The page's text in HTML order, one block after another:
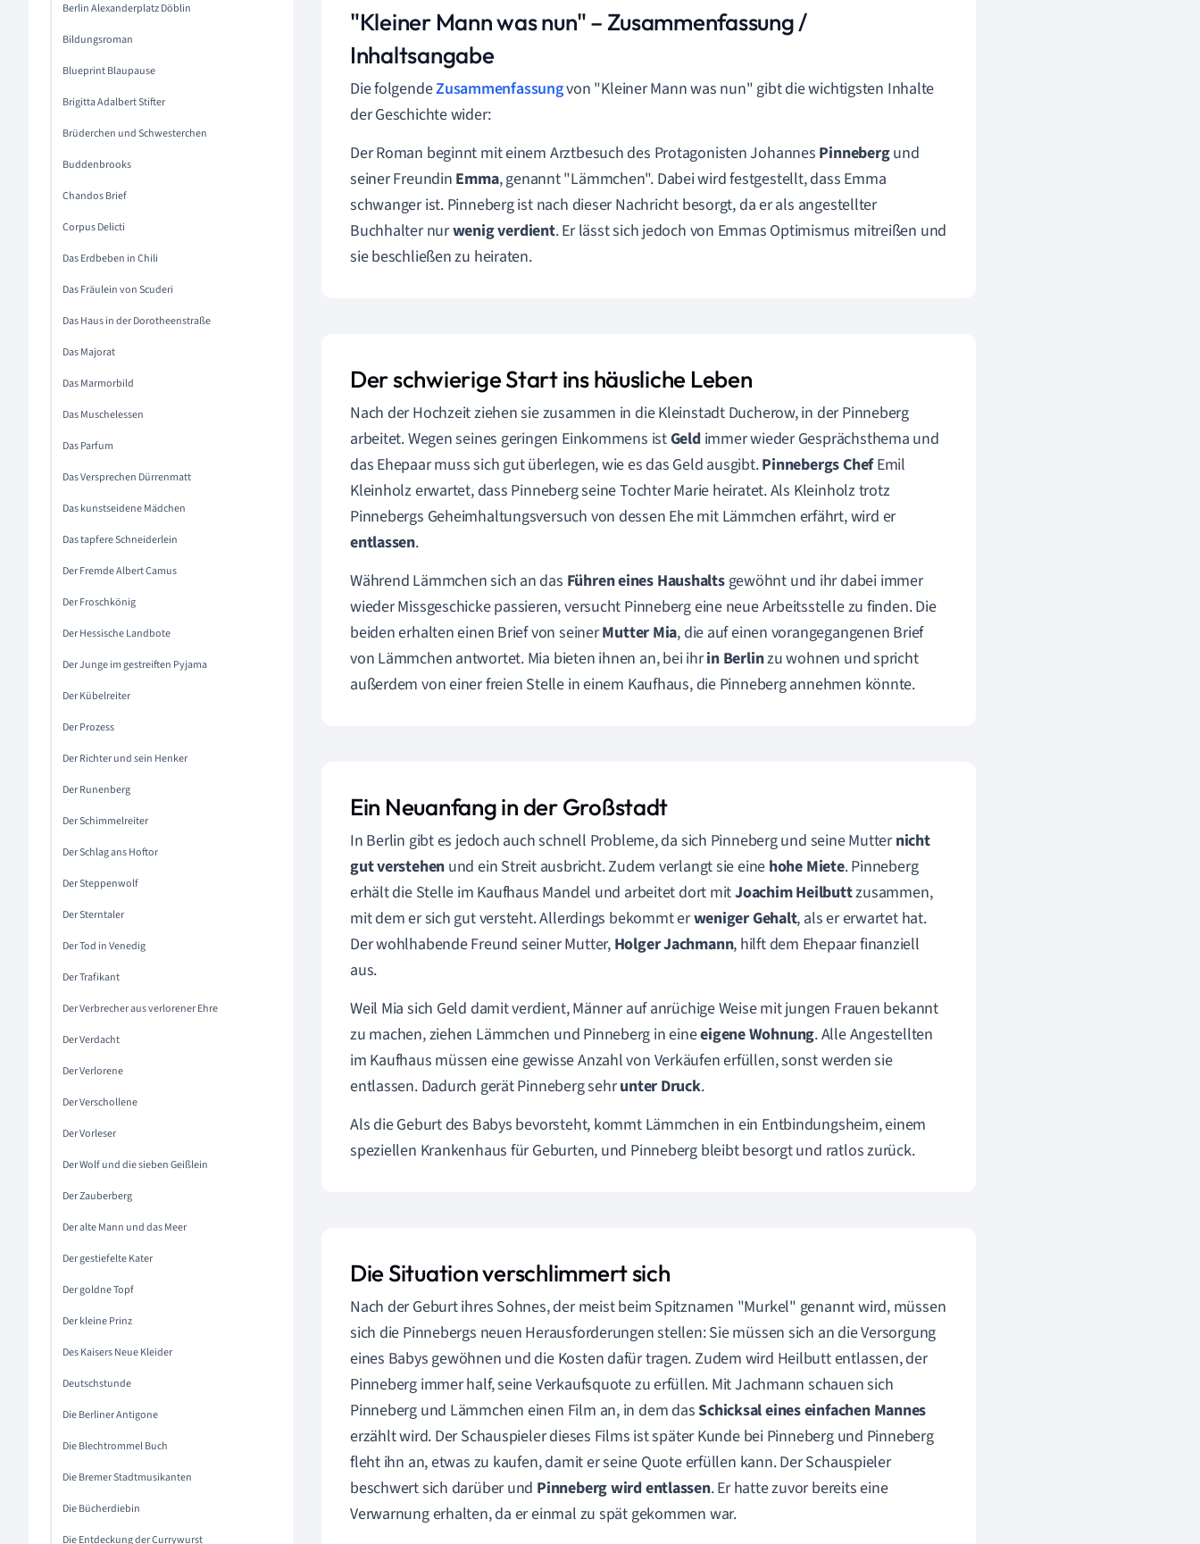
Berlin Alexanderplatz Döblin
Bildungsroman
Blueprint Blaupause
Brigitta Adalbert Stifter
Brüderchen und Schwesterchen
Buddenbrooks
Chandos Brief
Corpus Delicti
Das Erdbeben in Chili
Das Fräulein von Scuderi
Das Haus in der Dorotheenstraße
Das Majorat
Das Marmorbild
Das Muschelessen
Das Parfum
Das Versprechen Dürrenmatt
Das kunstseidene Mädchen
Das tapfere Schneiderlein
Der Fremde Albert Camus
Der Froschkönig
Der Hessische Landbote
Der Junge im gestreiften Pyjama
Der Kübelreiter
Der Prozess
Der Richter und sein Henker
Der Runenberg
Der Schimmelreiter
Der Schlag ans Hoftor
Der Steppenwolf
Der Sterntaler
Der Tod in Venedig
Der Trafikant
Der Verbrecher aus verlorener Ehre
Der Verdacht
Der Verlorene
Der Verschollene
Der Vorleser
Der Wolf und die sieben Geißlein
Der Zauberberg
Der alte Mann und das Meer
Der gestiefelte Kater
Der goldne Topf
Der kleine Prinz
Des Kaisers Neue Kleider
Deutschstunde
Die Berliner Antigone
Die Blechtrommel Buch
Die Bremer Stadtmusikanten
Die Bücherdiebin
Die Entdeckung der Currywurst
"Kleiner Mann was nun" – Zusammenfassung /
Inhaltsangabe
Die folgendeZusammenfassungvon "Kleiner Mann was nun" gibt die wichtigsten Inhalte
der Geschichte wider:
Der Roman beginnt mit einem Arztbesuch des Protagonisten Johannes Pinnebergund
seiner Freundin Emma, genannt "Lämmchen". Dabei wird festgestellt, dass Emma
schwanger ist. Pinneberg ist nach dieser Nachricht besorgt, da er als angestellter
Buchhalter nurwenig verdient. Er lässt sich jedoch von Emmas Optimismus mitreißen und
sie beschließen zu heiraten.
Der schwierige Start ins häusliche Leben
Nach der Hochzeit ziehen sie zusammen in die Kleinstadt Ducherow, in der Pinneberg
arbeitet. Wegen seines geringen Einkommens istGeldimmer wieder Gesprächsthema und
das Ehepaar muss sich gut überlegen, wie es das Geld ausgibt.Pinnebergs ChefEmil
Kleinholz erwartet, dass Pinneberg seine Tochter Marie heiratet. Als Kleinholz trotz
Pinnebergs Geheimhaltungsversuch von dessen Ehe mit Lämmchen erfährt, wird er
entlassen.
Während Lämmchen sich an das Führen eines Haushaltsgewöhnt und ihr dabei immer
wieder Missgeschicke passieren, versucht Pinneberg eine neue Arbeitsstelle zu finden. Die
beiden erhalten einen Brief von seinerMutter Mia, die auf einen vorangegangenen Brief
von Lämmchen antwortet. Mia bieten ihnen an, bei ihrin Berlinzu wohnen und spricht
außerdem von einer freien Stelle in einem Kaufhaus, die Pinneberg annehmen könnte.
Ein Neuanfang in der Großstadt
In Berlin gibt es jedoch auch schnell Probleme, da sich Pinneberg und seine Mutternicht
gut verstehen und ein Streit ausbricht. Zudem verlangt sie eine hohe Miete. Pinneberg
erhält die Stelle im Kaufhaus Mandel und arbeitet dort mitJoachim Heilbuttzusammen,
mit dem er sich gut versteht. Allerdings bekommt erweniger Gehalt, als er erwartet hat.
Der wohlhabende Freund seiner Mutter, Holger Jachmann, hilft dem Ehepaar finanziell
aus.
Weil Mia sich Geld damit verdient, Männer auf anrüchige Weise mit jungen Frauen bekannt
zu machen, ziehen Lämmchen und Pinneberg in eineeigene Wohnung. Alle Angestellten
im Kaufhaus müssen eine gewisse Anzahl von Verkäufen erfüllen, sonst werden sie
entlassen. Dadurch gerät Pinneberg sehrunter Druck.
Als die Geburt des Babys bevorsteht, kommt Lämmchen in ein Entbindungsheim, einem
speziellen Krankenhaus für Geburten, und Pinneberg bleibt besorgt und ratlos zurück.
Die Situation verschlimmert sich
Nach der Geburt ihres Sohnes, der meist beim Spitznamen "Murkel" genannt wird, müssen
sich die Pinnebergs neuen Herausforderungen stellen: Sie müssen sich an die Versorgung
eines Babys gewöhnen und die Kosten dafür tragen. Zudem wird Heilbutt entlassen, der
Pinneberg immer half, seine Verkaufsquote zu erfüllen. Mit Jachmann schauen sich
Pinneberg und Lämmchen einen Film an, in dem dasSchicksal eines einfachen Mannes
erzählt wird. Der Schauspieler dieses Films ist später Kunde bei Pinneberg und Pinneberg
fleht ihn an, etwas zu kaufen, damit er seine Quote erfüllen kann. Der Schauspieler
beschwert sich darüber und Pinneberg wird entlassen. Er hatte zuvor bereits eine
Verwarnung erhalten, da er einmal zu spät gekommen war.